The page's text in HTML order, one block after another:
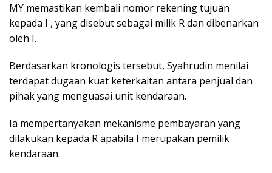
MY memastikan kembali nomor rekening tujuan
kepada I , yang disebut sebagai milik R dan dibenarkan
oleh I.
Berdasarkan kronologis tersebut, Syahrudin menilai
terdapat dugaan kuat keterkaitan antara penjual dan
pihak yang menguasai unit kendaraan.
Ia mempertanyakan mekanisme pembayaran yang
dilakukan kepada R apabila I merupakan pemilik
kendaraan.